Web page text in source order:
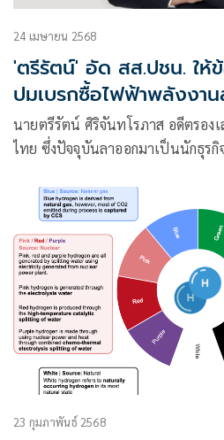
24 เมษายน 2568
'ตรีรัตน์' อัด สส.ปชน. ให้
ปมเบรกซื้อไฟฟ้าพลังงาน
นายตรีรัตน์ ศิริจันทโรภาส อดีตรอง
ไทย ซึ่งปัจจุบันลาออกมาเป็นนักธุรกิ
นายศุภโชติ ไชยสัจ สส.บัญชีรายชื่อ
23 กุมภาพันธ์ 2568